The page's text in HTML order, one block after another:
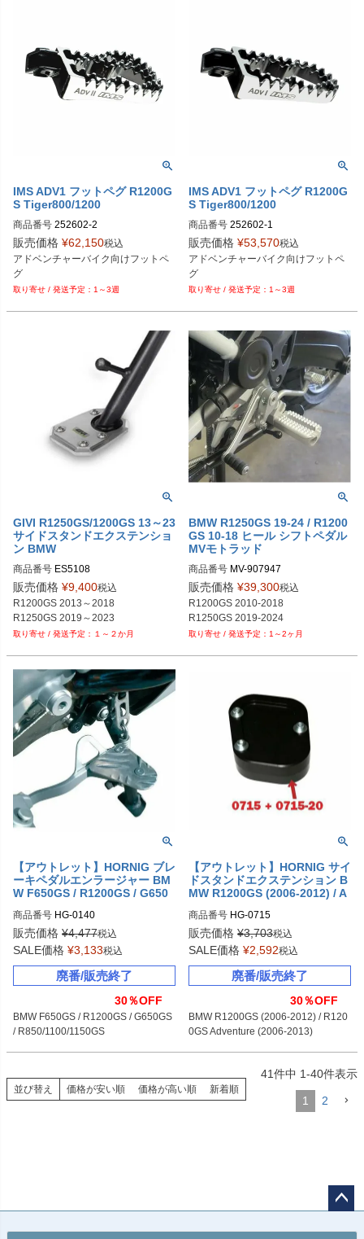
IMS ADV1 フットペグ R1200G
S Tiger800/1200
商品番号 252602-2
D型番：1620-1640
販売価格 ¥62,150税込
アドベンチャーバイク向けフットペ
グ
1～3週
IMS ADV1 フットペグ R1200G
S Tiger800/1200
商品番号 252602-1
D型番：1620-1635
販売価格 ¥53,570税込
アドベンチャーバイク向けフットペ
グ
1～3週
GIVI R1250GS/1200GS 13～23
サイドスタンドエクステンショ
ン BMW
商品番号 ES5108
販売価格 ¥9,400税込
R1200GS 2013～2018
R1250GS 2019～2023
１～２か月
BMW R1250GS 19-24 / R1200
GS 10-18 ヒール シフトペダル
MVモトラッド
商品番号 MV-907947
メーカー品番：907947-47mm
販売価格 ¥39,300税込
R1200GS 2010-2018
R1250GS 2019-2024
1～2ヶ月
【アウトレット】HORNIG ブレ
ーキペダルエンラージャー BM
W F650GS / R1200GS / G650
商品番号 HG-0140
販売価格 ¥4,477税込
SALE価格 ¥3,133税込
廃番/販売終了
30％OFF
BMW F650GS / R1200GS / G650GS
/ R850/1100/1150GS
【アウトレット】HORNIG サイ
ドスタンドエクステンション B
MW R1200GS (2006-2012) / A
商品番号 HG-0715
販売価格 ¥3,703税込
SALE価格 ¥2,592税込
廃番/販売終了
30％OFF
BMW R1200GS (2006-2012) / R120
0GS Adventure (2006-2013)
並び替え 価格が安い順 価格が高い順 新着順
41件中 1-40件表示
1 2